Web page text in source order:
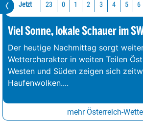
Jetzt 23 0 1 2 3 4 5 6
Viel Sonne, lokale Schauer im
Der heutige Nachmittag sorgt
Wettercharakter in weiten Teilen
Westen und Süden zeigen sich
Haufenwolken....
mehr Österreich-